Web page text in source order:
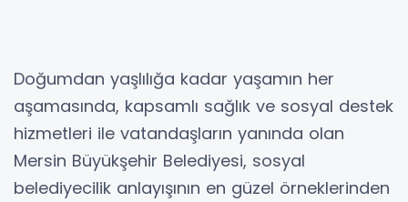
Doğumdan yaşlılığa kadar yaşamın her
aşamasında, kapsamlı sağlık ve sosyal destek
hizmetleri ile vatandaşların yanında olan
Mersin Büyükşehir Belediyesi, sosyal
belediyecilik anlayışının en güzel örneklerinden